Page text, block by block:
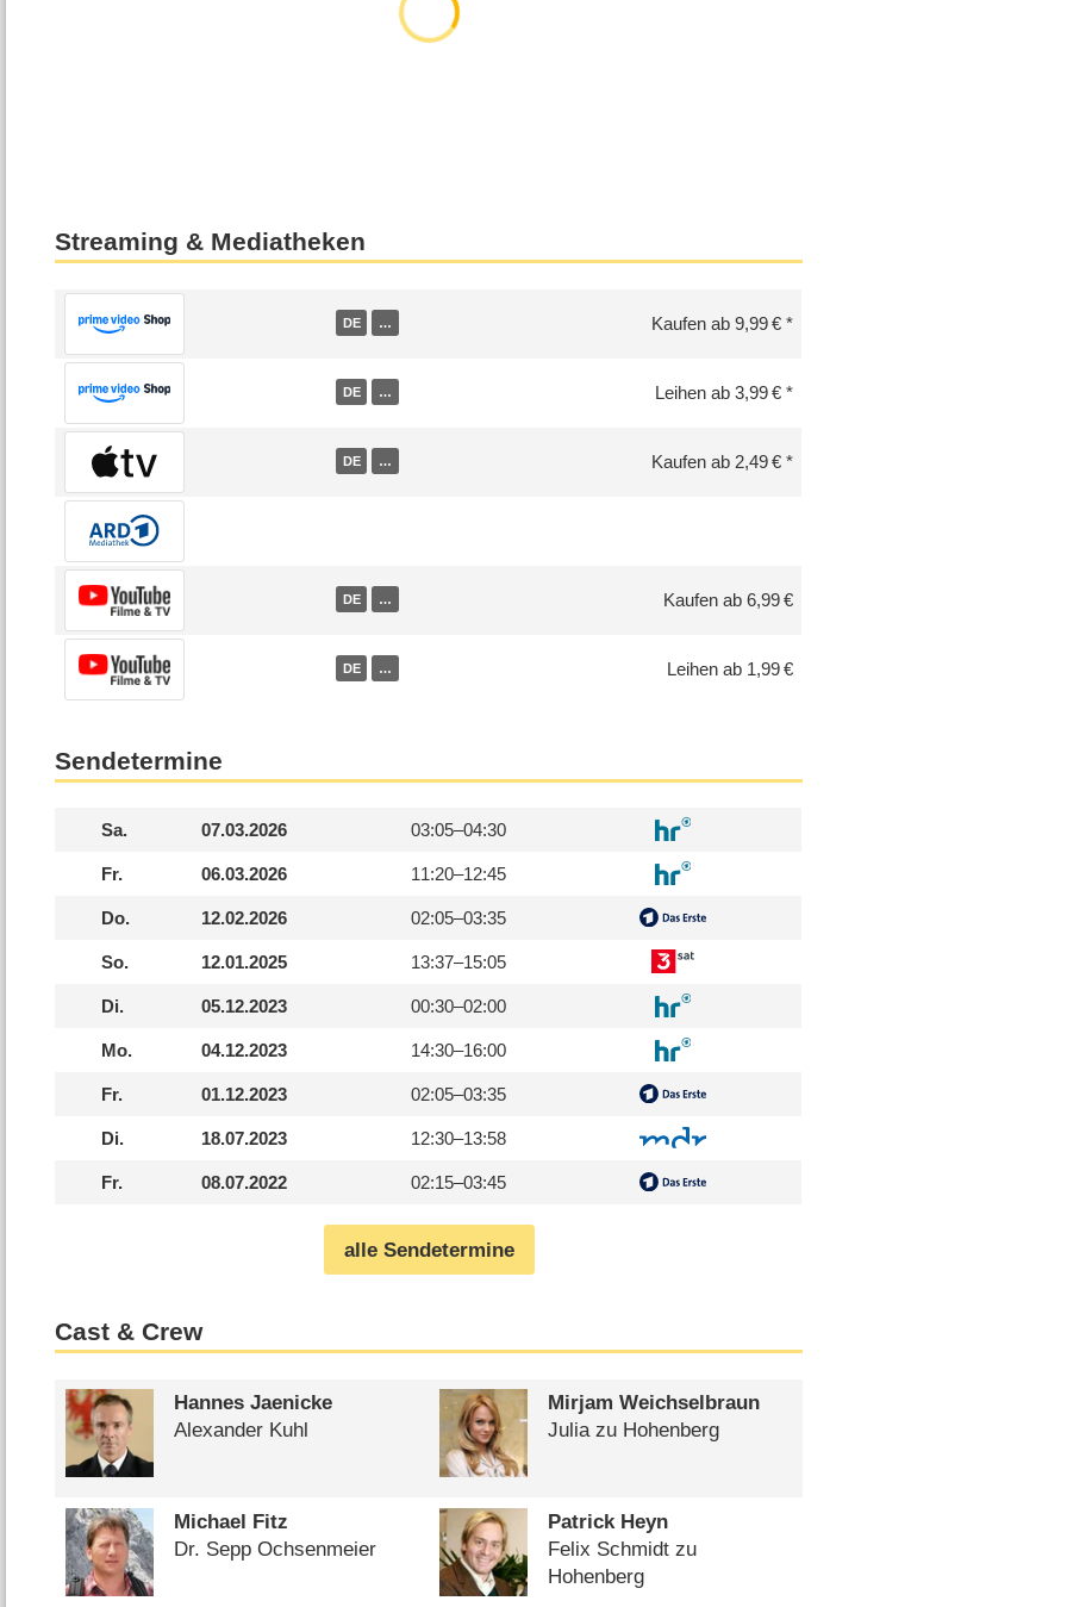
Streaming & Mediatheken
DE … Kaufen ab 9,99 €
DE … Leihen ab 3,99 €
DE … Kaufen ab 2,49 €
DE … Kaufen ab 6,99 €
DE … Leihen ab 1,99 €
Sendetermine
Sa. 07.03.2026 03:05–04:30
Fr. 06.03.2026 11:20–12:45
Do. 12.02.2026 02:05–03:35
So. 12.01.2025 13:37–15:05
Di. 05.12.2023 00:30–02:00
Mo. 04.12.2023 14:30–16:00
Fr. 01.12.2023 02:05–03:35
Di. 18.07.2023 12:30–13:58
Fr. 08.07.2022 02:15–03:45
alle Sendetermine
Cast & Crew
Hannes Jaenicke
Alexander Kuhl
Mirjam Weichselbraun
Julia zu Hohenberg
Michael Fitz
Dr. Sepp Ochsenmeier
Patrick Heyn
Felix Schmidt zu
Hohenberg